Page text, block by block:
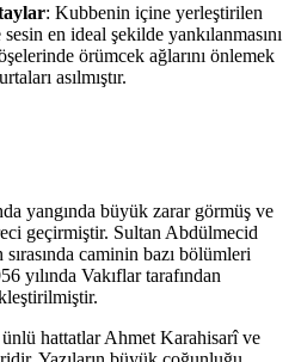
: Kubbenin içine yerleştirilen
en ideal şekilde yankılanmasını
örümcek ağlarını önlemek
asılmıştır.
yangında büyük zarar görmüş ve
geçirmiştir. Sultan Abdülmecid
caminin bazı bölümleri
yılında Vakıflar tarafından
hattatlar Ahmet Karahisarî ve